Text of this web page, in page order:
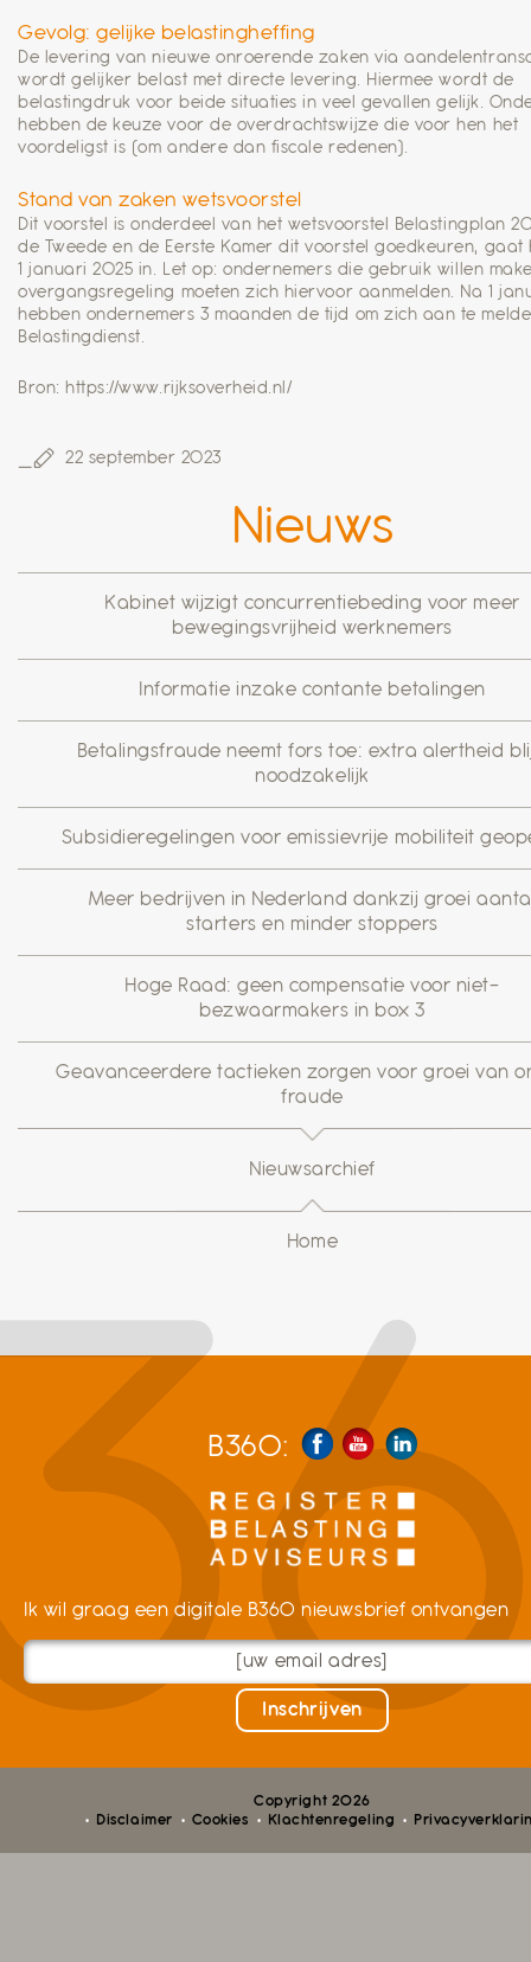
Gevolg: gelijke belastingheffing
De levering van nieuwe onroerende zaken via
wordt gelijker belast met directe levering. Hiermee wordt de
belastingdruk voor beide situaties in veel gevallen gelijk.
hebben de keuze voor de overdrachtswijze die voor hen het
voordeligst is (om andere dan fiscale redenen).
Stand van zaken wetsvoorstel
Dit voorstel is onderdeel van het wetsvoorstel Belastingplan
de Tweede en de Eerste Kamer dit voorstel goedkeuren, gaat
1 januari 2025 in. Let op: ondernemers die gebruik willen
overgangsregeling moeten zich hiervoor aanmelden. Na 1
hebben ondernemers 3 maanden de tijd om zich aan te
Belastingdienst.
Bron: https://www.rijksoverheid.nl/
22 september 2023
Nieuws
Kabinet wijzigt concurrentiebeding voor meer
bewegingsvrijheid werknemers
Informatie inzake contante betalingen
Betalingsfraude neemt fors toe: extra alertheid
noodzakelijk
Subsidieregelingen voor emissievrije mobiliteit
Meer bedrijven in Nederland dankzij groei
starters en minder stoppers
Hoge Raad: geen compensatie voor niet-
bezwaarmakers in box 3
Geavanceerdere tactieken zorgen voor groei van
fraude
Nieuwsarchief
Home
B360:
Ik wil graag een digitale B360 nieuwsbrief ontvangen
Copyright 2026
Disclaimer
Cookies Klachtenregeling